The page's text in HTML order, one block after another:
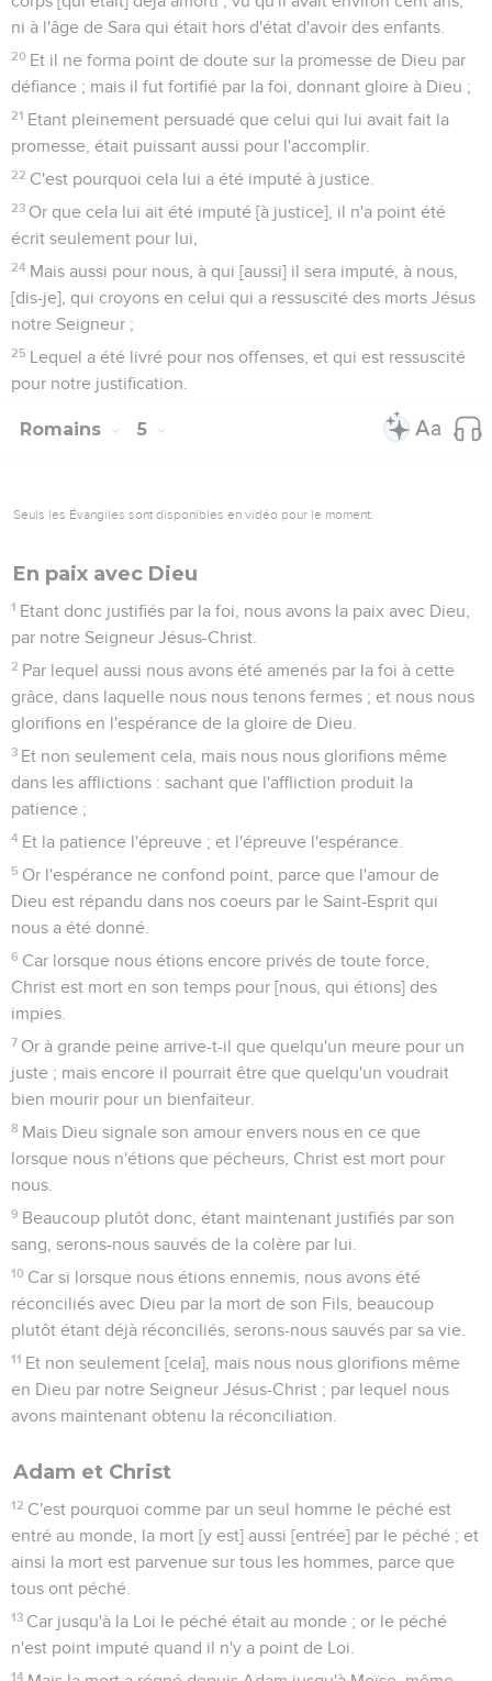
ni à l'âge de Sara qui était hors d'état d'avoir des enfants.
20 Et il ne forma point de doute sur la promesse de Dieu par
défiance ; mais il fut fortifié par la foi, donnant gloire à Dieu ;
21 Etant pleinement persuadé que celui qui lui avait fait la
promesse, était puissant aussi pour l'accomplir.
22 C'est pourquoi cela lui a été imputé à justice.
23 Or que cela lui ait été imputé [à justice], il n'a point été
écrit seulement pour lui,
24 Mais aussi pour nous, à qui [aussi] il sera imputé, à nous,
[dis-je], qui croyons en celui qui a ressuscité des morts Jésus
notre Seigneur ;
25 Lequel a été livré pour nos offenses, et qui est ressuscité
pour notre justification.
Romains 5
Seuls les Évangiles sont disponibles en vidéo pour le moment.
En paix avec Dieu
1 Etant donc justifiés par la foi, nous avons la paix avec Dieu,
par notre Seigneur Jésus-Christ.
2 Par lequel aussi nous avons été amenés par la foi à cette
grâce, dans laquelle nous nous tenons fermes ; et nous nous
glorifions en l'espérance de la gloire de Dieu.
3 Et non seulement cela, mais nous nous glorifions même
dans les afflictions : sachant que l'affliction produit la
patience ;
4 Et la patience l'épreuve ; et l'épreuve l'espérance.
5 Or l'espérance ne confond point, parce que l'amour de
Dieu est répandu dans nos coeurs par le Saint-Esprit qui
nous a été donné.
6 Car lorsque nous étions encore privés de toute force,
Christ est mort en son temps pour [nous, qui étions] des
impies.
7 Or à grande peine arrive-t-il que quelqu'un meure pour un
juste ; mais encore il pourrait être que quelqu'un voudrait
bien mourir pour un bienfaiteur.
8 Mais Dieu signale son amour envers nous en ce que
lorsque nous n'étions que pécheurs, Christ est mort pour
nous.
9 Beaucoup plutôt donc, étant maintenant justifiés par son
sang, serons-nous sauvés de la colère par lui.
10 Car si lorsque nous étions ennemis, nous avons été
réconciliés avec Dieu par la mort de son Fils, beaucoup
plutôt étant déjà réconciliés, serons-nous sauvés par sa vie.
11 Et non seulement [cela], mais nous nous glorifions même
en Dieu par notre Seigneur Jésus-Christ ; par lequel nous
avons maintenant obtenu la réconciliation.
Adam et Christ
12 C'est pourquoi comme par un seul homme le péché est
entré au monde, la mort [y est] aussi [entrée] par le péché ; et
ainsi la mort est parvenue sur tous les hommes, parce que
tous ont péché.
13 Car jusqu'à la Loi le péché était au monde ; or le péché
n'est point imputé quand il n'y a point de Loi.
14